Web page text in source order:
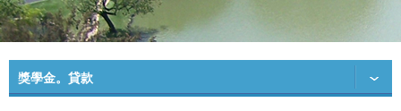
獎學金。貸款